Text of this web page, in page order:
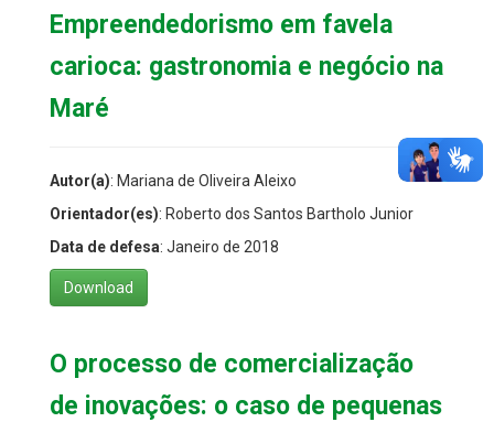
Empreendedorismo em favela
carioca: gastronomia e negócio na
Maré
Autor(a): Mariana de Oliveira Aleixo
Orientador(es): Roberto dos Santos Bartholo Junior
Data de defesa: Janeiro de 2018
Download
O processo de comercialização
de inovações: o caso de pequenas